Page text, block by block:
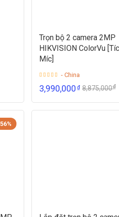
Trọn bộ 2 camera 2MP
HIKVISION ColorVu
Míc]
- China
3,990,000₫ 8,875,000₫